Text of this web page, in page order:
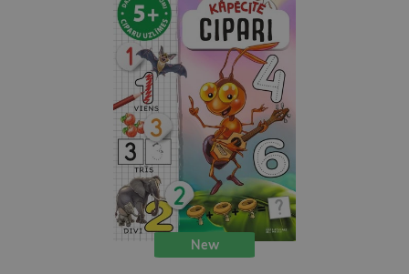
New